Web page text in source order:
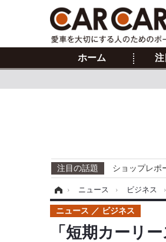
ホーム
注目の話題 ショップレポ
› ニュース › ビジネス ›
「短期カーリ
ニュース ビジネス